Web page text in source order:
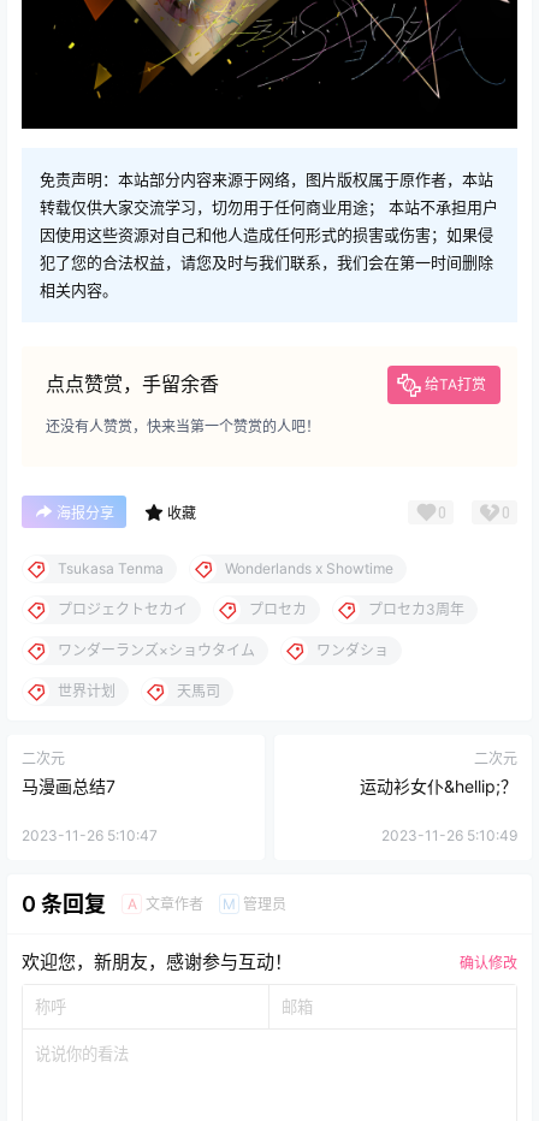
免责声明：本站部分内容来源于网络，图片版权属于原作者，本站
转载仅供大家交流学习，切勿用于任何商业用途； 本站不承担用户
因使用这些资源对自己和他人造成任何形式的损害或伤害；如果侵
犯了您的合法权益，请您及时与我们联系，我们会在第一时间删除
相关内容。
点点赞赏，手留余香 给TA打赏
还没有人赞赏，快来当第一个赞赏的人吧！
海报分享 收藏 0 0
Tsukasa Tenma Wonderlands x Showtime
プロジェクトセカイ プロセカ プロセカ3周年
ワンダーランズ×ショウタイム ワンダショ
世界计划 天馬司
二次元
马漫画总结7
2023-11-26 5:10:47
二次元
运动衫女仆&hellip;？
2023-11-26 5:10:49
0 条回复 A 文章作者 M 管理员
欢迎您，新朋友，感谢参与互动！ 确认修改